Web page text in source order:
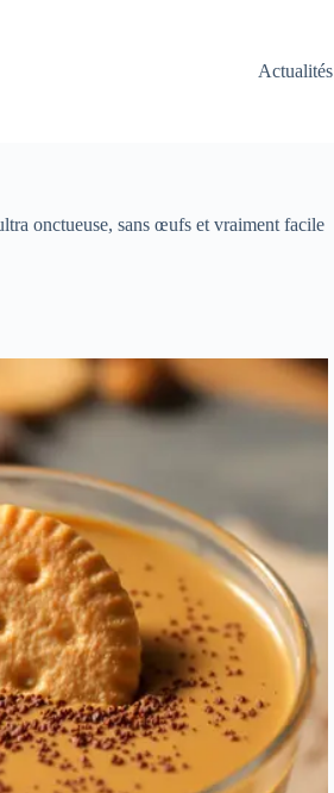
Actualités
onctueuse, sans œufs et vraiment facile